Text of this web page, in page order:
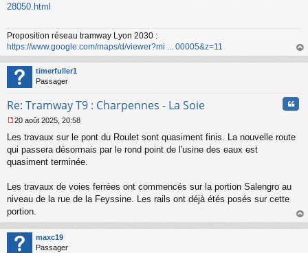
s
g
e
n
o
n
l
28050.html
Proposition réseau tramway Lyon 2030 :
https://www.google.com/maps/d/viewer?mi ... 00005&z=11
au
timerfuller1
Passager
Re: Tramway T9 : Charpennes - La Soie
e
s
s
e
n
o
n
l
u
20 août 2025, 20:58
Les travaux sur le pont du Roulet sont quasiment finis. La nouvelle route
qui passera désormais par le rond point de l'usine des eaux est
quasiment terminée.
Les travaux de voies ferrées ont commencés sur la portion Salengro au
niveau de la rue de la Feyssine. Les rails ont déjà étés posés sur cette
portion.
au
maxc19
Passager